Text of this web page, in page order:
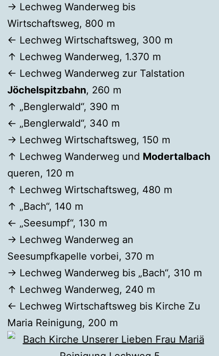
→ Lechweg Wanderweg bis
Wirtschaftsweg, 800 m
← Lechweg Wirtschaftsweg, 300 m
↑ Lechweg Wanderweg, 1.370 m
← Lechweg Wanderweg zur Talstation
Jöchelspitzbahn, 260 m
↑ „Benglerwald“, 390 m
← „Benglerwald“, 340 m
→ Lechweg Wirtschaftsweg, 150 m
↑ Lechweg Wanderweg und Modertalbach
queren, 120 m
↑ Lechweg Wirtschaftsweg, 480 m
↑ „Bach“, 140 m
← „Seesumpf“, 130 m
→ Lechweg Wanderweg an
Seesumpfkapelle vorbei, 370 m
→ Lechweg Wanderweg bis „Bach“, 310 m
↑ Lechweg Wanderweg, 240 m
← Lechweg Wirtschaftsweg bis Kirche Zu
Maria Reinigung, 200 m